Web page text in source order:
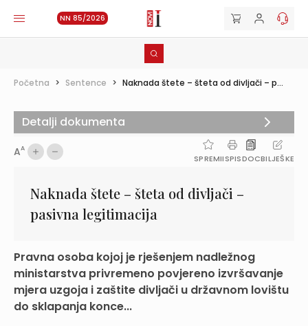
NN 85/2026
Početna > Sentence > Naknada štete – šteta od divljači – p...
AA
SPREMIISPISDOCBILJEŠKE
Naknada štete – šteta od divljači –
pasivna legitimacija
Pravna osoba kojoj je rješenjem nadležnog
ministarstva privremeno povjereno izvršavanje
mjera uzgoja i zaštite divljači u državnom lovištu
do sklapanja konce...
Detalji dokumenta